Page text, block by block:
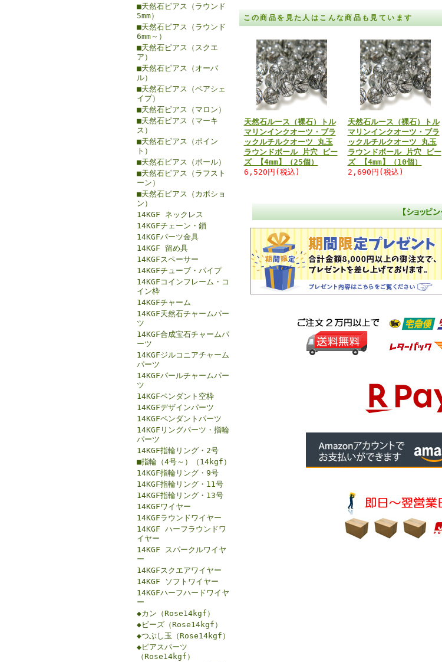
■天然石ピアス（ラウンド
5mm）
■天然石ピアス（ラウンド
6mm～）
■天然石ピアス（スクエ
ア）
■天然石ピアス（オーバ
ル）
■天然石ピアス（ペアシェ
イプ）
■天然石ピアス（マロン）
■天然石ピアス（マーキ
ス）
■天然石ピアス（ポイン
ト）
■天然石ピアス（ボール）
■天然石ピアス（ラフスト
ーン）
■天然石ピアス（カボショ
ン）
14KGF ネックレス
14KGFチェーン・鎖
14KGFパーツ金具
14KGF 留め具
14KGFスペーサー
14KGFチューブ・パイプ
14KGFコインフレーム・コ
イン枠
14KGFチャーム
14KGF天然石チャームパー
ツ
14KGF合成宝石チャームパ
ーツ
14KGFジルコニアチャーム
パーツ
14KGFパールチャームパー
ツ
14KGFペンダント空枠
14KGFデザインパーツ
14KGFペンダントパーツ
14KGFリングパーツ・指輪
パーツ
14KGF指輪リング・2号
■指輪（4号～）（14kgf）
14KGF指輪リング・9号
14KGF指輪リング・11号
14KGF指輪リング・13号
14KGFワイヤー
14KGFラウンドワイヤー
14KGF ハーフラウンドワ
イヤー
14KGF スパークルワイヤ
ー
14KGFスクエアワイヤー
14KGF ソフトワイヤー
14KGFハーフハードワイヤ
ー
◆カン（Rose14kgf）
◆ビーズ（Rose14kgf）
◆つぶし玉（Rose14kgf）
◆ピアスパーツ
（Rose14kgf）
この商品を見た人はこんな商品も見ています
天然石ルース（裸石）トル
マリンインクオーツ・ブラ
ックルチルクオーツ 丸玉
ラウンドボール 片穴 ビー
ズ 【4mm】（25個）
6,520円(税込)
天然石ルース（裸石）トル
マリンインクオーツ・ブラ
ックルチルクオーツ 丸玉
ラウンドボール 片穴 ビー
ズ 【4mm】（10個）
2,690円(税込)